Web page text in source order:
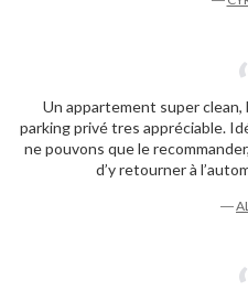
Un appartement super clean,
parking privé tres appréciable.
ne pouvons que le
d’y retourner à
―